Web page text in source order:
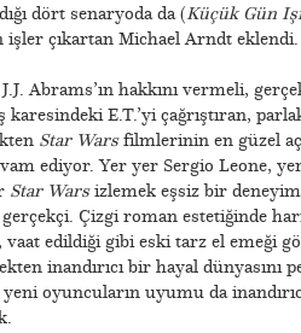
dört senaryoda da (Küçük Gün
çıkartan Michael Arndt
Abrams’ın hakkını vermeli,
karesindeki E.T.’yi çağrıştıran,
Star Warsfilmlerinin en güzel
ediyor. Yer yer Sergio Leone,
Star Warsizlemek eşsiz bir
gerçekçi. Çizgi roman estetiğinde
vaat edildiği gibi eski tarz el emeği
inandırıcı bir hayal dünyasını
oyuncuların uyumu da